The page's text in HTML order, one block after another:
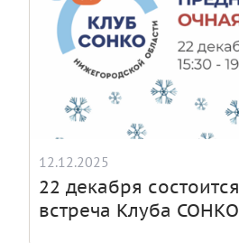
12.12.2025
22 декабря
встреча Клуба СОНКО